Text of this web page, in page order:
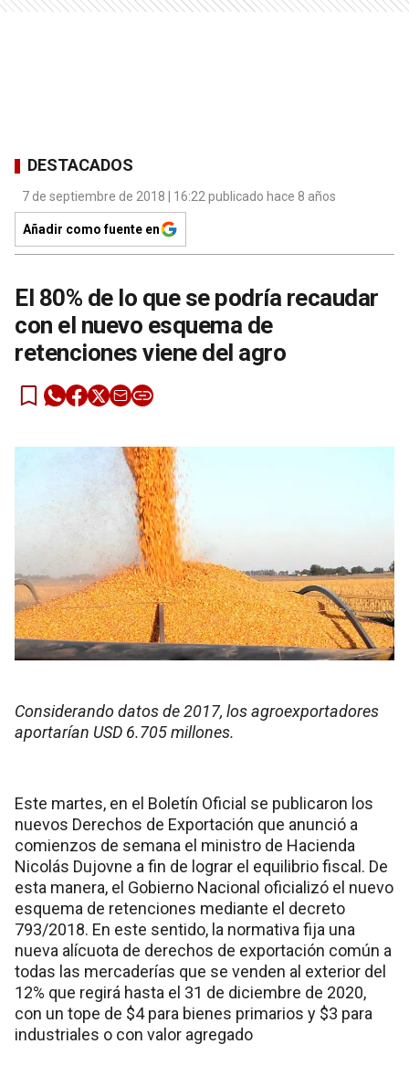
DESTACADOS
7 de septiembre de 2018 | 16:22 publicado hace 8 años
Añadir como fuente en
El 80% de lo que se podría recaudar
con el nuevo esquema de
retenciones viene del agro
Considerando datos de 2017, los agroexportadores
aportarían USD 6.705 millones.
Este martes, en el Boletín Oficial se publicaron los
nuevos Derechos de Exportación que anunció a
comienzos de semana el ministro de Hacienda
Nicolás Dujovne a fin de lograr el equilibrio fiscal. De
esta manera, el Gobierno Nacional oficializó el nuevo
esquema de retenciones mediante el decreto
793/2018. En este sentido, la normativa fija una
nueva alícuota de derechos de exportación común a
todas las mercaderías que se venden al exterior del
12% que regirá hasta el 31 de diciembre de 2020,
con un tope de $4 para bienes primarios y $3 para
industriales o con valor agregado